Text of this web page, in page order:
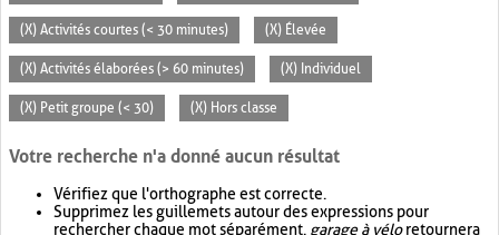
(X) Activités courtes (< 30 minutes) (X) Élevée
(X) Activités élaborées (> 60 minutes) (X) Individuel
(X) Petit groupe (< 30) (X) Hors classe
Votre recherche n'a donné aucun résultat
Vérifiez que l'orthographe est correcte.
Supprimez les guillemets autour des expressions pour
rechercher chaque mot séparément. garage à véloretournera